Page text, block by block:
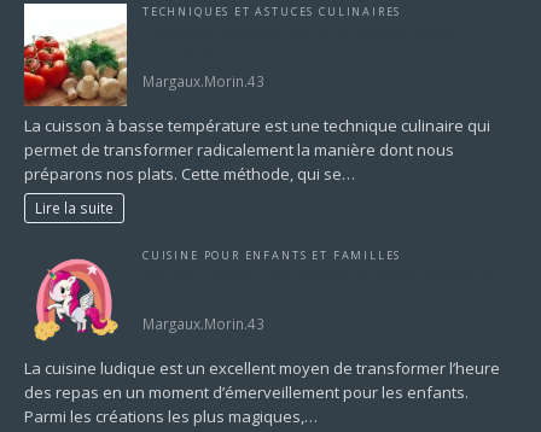
TECHNIQUES ET ASTUCES CULINAIRES
Margaux.Morin.43
La cuisson à basse température est une technique culinaire qui
permet de transformer radicalement la manière dont nous
préparons nos plats. Cette méthode, qui se…
Lire la suite
CUISINE POUR ENFANTS ET FAMILLES
Margaux.Morin.43
La cuisine ludique est un excellent moyen de transformer l’heure
des repas en un moment d’émerveillement pour les enfants.
Parmi les créations les plus magiques,…